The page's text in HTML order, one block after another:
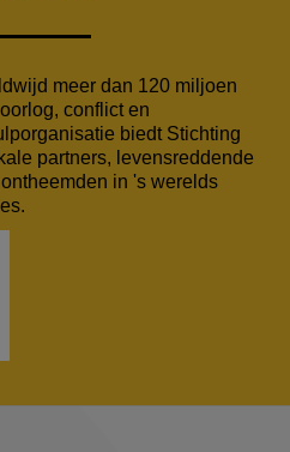
meer dan 120 miljoen
conflict en
biedt Stichting
partners, levensreddende
in 's werelds